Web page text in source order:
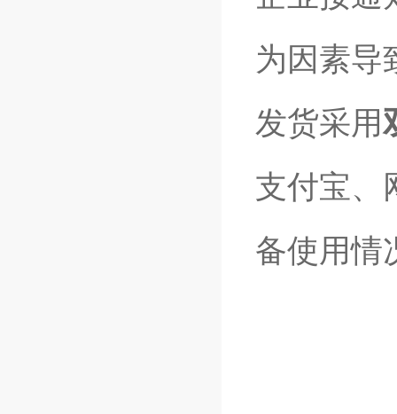
为因素导
发货采用
支付宝、
备使用情